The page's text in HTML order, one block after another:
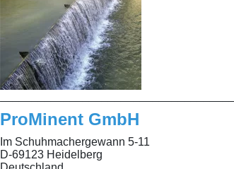
ProMinent GmbH
Im Schuhmachergewann 5-11
D-69123 Heidelberg